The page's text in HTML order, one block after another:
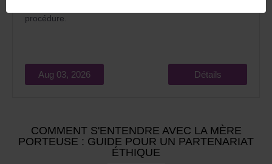
procédure.
Aug 03, 2026 Détails
COMMENT S'ENTENDRE AVEC LA MÈRE
PORTEUSE : GUIDE POUR UN PARTENARIAT
ÉTHIQUE